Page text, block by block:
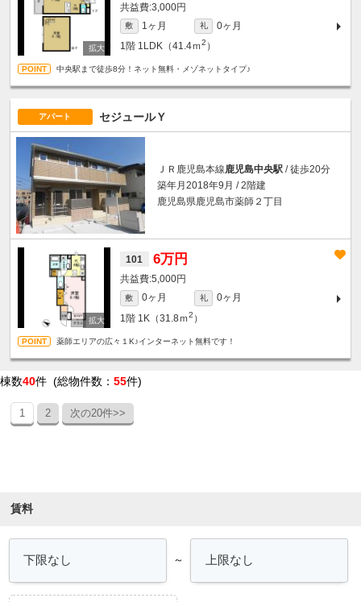
3,000円
敷 1ヶ月 礼
0ヶ月
1階 1LDK（41.4ｍ2 ）
中央駅まで徒歩8分！ネット無料・メゾネットタイプ♪
アパート セジュールＹ
ＪＲ鹿児島本線鹿児島中央駅 / 徒歩20分
築年月2018年9月 / 2階建
鹿児島県鹿児島市薬師２丁目
101 6万円
5,000円
敷 0ヶ月 礼
0ヶ月
1階 1K（31.8ｍ2 ）
薬師エリアの広々１K♪インターネット無料です！
棟数40件 (総物件数： 55件)
1 2 次の20件>>
賃料
～